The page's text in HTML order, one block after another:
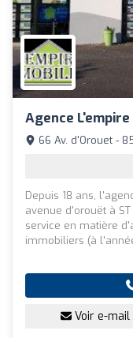
Agence
66 Av. d'Orouet -
Depuis 18 ans,
avenue d'orouët à ST
service en matière
immobiliers (à
Voir e-mail